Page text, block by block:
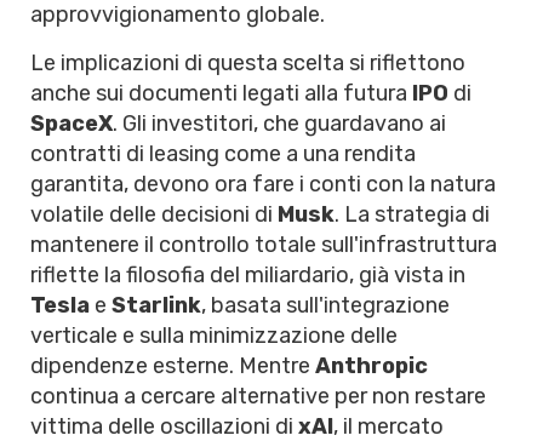
approvvigionamento globale.
Le implicazioni di questa scelta si riflettono
anche sui documenti legati alla futura IPO di
SpaceX. Gli investitori, che guardavano ai
contratti di leasing come a una rendita
garantita, devono ora fare i conti con la natura
volatile delle decisioni di Musk. La strategia di
mantenere il controllo totale sull'infrastruttura
riflette la filosofia del miliardario, già vista in
Tesla e Starlink, basata sull'integrazione
verticale e sulla minimizzazione delle
dipendenze esterne. Mentre Anthropic
continua a cercare alternative per non restare
vittima delle oscillazioni di xAI, il mercato